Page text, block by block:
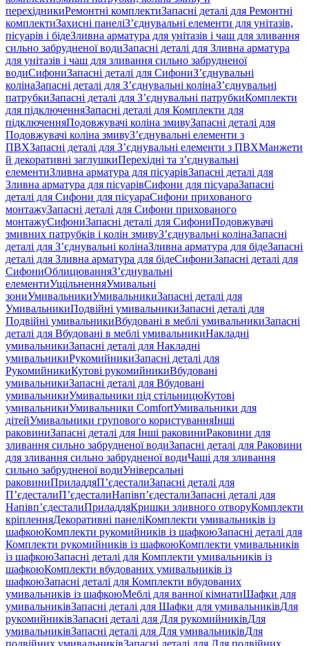
перехідникиРемонтні комплектиЗапасні деталі для Ремонтні
комплектиЗахисні панеліЗ’єднувальні елементи для унітазів,
пісуарів і бідеЗливна арматура для унітазів і чаш для зливання
сильно забрудненої водиЗапасні деталі для Зливна арматура
для унітазів і чаш для зливання сильно забрудненої
водиСифониЗапасні деталі для СифониЗ’єднувальні
колінаЗапасні деталі для З’єднувальні колінаЗ’єднувальні
патрубкиЗапасні деталі для З’єднувальні патрубкиКомплекти
для підключенняЗапасні деталі для Комплекти для
підключенняПодовжувачі коліна змивуЗапасні деталі для
Подовжувачі коліна змивуЗ’єднувальні елементи з
ПВХЗапасні деталі для З’єднувальні елементи з ПВХМанжети
й декоративні заглушкиПерехідні та з’єднувальні
елементиЗливна арматура для пісуарівЗапасні деталі для
Зливна арматура для пісуарівСифони для пісуараЗапасні
деталі для Сифони для пісуараСифони прихованого
монтажуЗапасні деталі для Сифони прихованого
монтажуСифониЗапасні деталі для СифониПодовжувачі
змивних патрубків і колін змивуЗ’єднувальні колінаЗапасні
деталі для З’єднувальні колінаЗливна арматура для бідеЗапасні
деталі для Зливна арматура для бідеСифониЗапасні деталі для
СифониОблицюванняЗ’єднувальні
елементиУщільненняУмивальні
зониУмивальникиУмивальникиЗапасні деталі для
УмивальникиПодвійні умивальникиЗапасні деталі для
Подвійні умивальникиВбудовані в меблі умивальникиЗапасні
деталі для Вбудовані в меблі умивальникиНакладні
умивальникиЗапасні деталі для Накладні
умивальникиРукомийникиЗапасні деталі для
РукомийникиКутові рукомийникиВбудовані
умивальникиЗапасні деталі для Вбудовані
умивальникиУмивальники під стільницюКутові
умивальникиУмивальники ComfortУмивальники для
дітейУмивальники групового користуванняІнші
раковиниЗапасні деталі для Інші раковиниРаковини для
зливання сильно забрудненої водиЗапасні деталі для Раковини
для зливання сильно забрудненої водиЧаші для зливання
сильно забрудненої водиУніверсальні
раковиниПриладдяП’єдесталиЗапасні деталі для
П’єдесталиП’єдесталиНапівп’єдесталиЗапасні деталі для
Напівп’єдесталиПриладдяКришки зливного отворуКомплекти
кріпленняДекоративні панеліКомплекти умивальників із
шафкоюКомплекти рукомийників із шафкоюЗапасні деталі для
Комплекти рукомийників із шафкоюКомплекти умивальників
із шафкоюЗапасні деталі для Комплекти умивальників із
шафкоюКомплекти вбудованих умивальників із
шафкоюЗапасні деталі для Комплекти вбудованих
умивальників із шафкоюМеблі для ванної кімнатиШафки для
умивальниківЗапасні деталі для Шафки для умивальниківДля
рукомийниківЗапасні деталі для Для рукомийниківДля
умивальниківЗапасні деталі для Для умивальниківДля
подвійних умивальниківЗапасні деталі для Для подвійних